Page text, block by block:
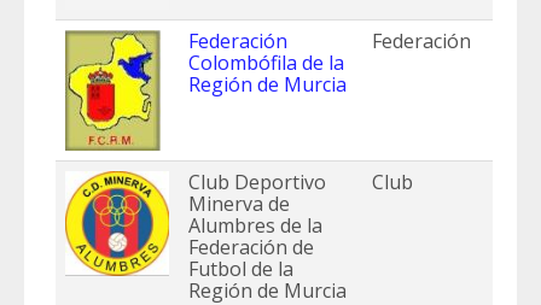
Federación
Colombófila de la
Región de Murcia
Federación
Club Deportivo
Minerva de
Alumbres de la
Federación de
Futbol de la
Región de Murcia
Club